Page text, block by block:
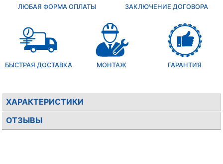
ЛЮБАЯ ФОРМА ОПЛАТЫ ЗАКЛЮЧЕНИЕ ДОГОВОРА
БЫСТРАЯ ДОСТАВКА МОНТАЖ ГАРАНТИЯ
ХАРАКТЕРИСТИКИ
ОТЗЫВЫ